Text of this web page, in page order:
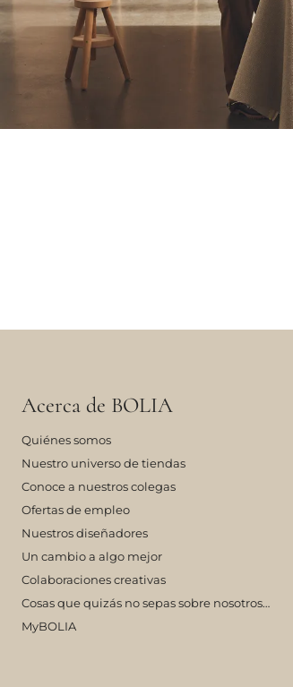
Acerca de BOLIA
Quiénes somos
Nuestro universo de tiendas
Conoce a nuestros colegas
Ofertas de empleo
Nuestros diseñadores
Un cambio a algo mejor
Colaboraciones creativas
Cosas que quizás no sepas sobre nosotros…
MyBOLIA